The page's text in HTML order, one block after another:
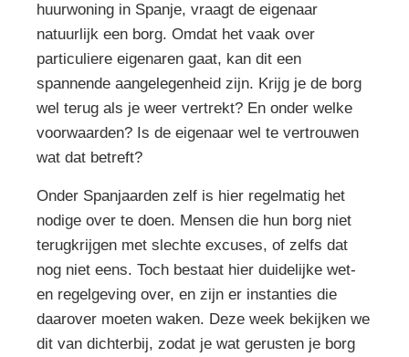
huurwoning in Spanje, vraagt de eigenaar
natuurlijk een borg. Omdat het vaak over
particuliere eigenaren gaat, kan dit een
spannende aangelegenheid zijn. Krijg je de borg
wel terug als je weer vertrekt? En onder welke
voorwaarden? Is de eigenaar wel te vertrouwen
wat dat betreft?
Onder Spanjaarden zelf is hier regelmatig het
nodige over te doen. Mensen die hun borg niet
terugkrijgen met slechte excuses, of zelfs dat
nog niet eens. Toch bestaat hier duidelijke wet-
en regelgeving over, en zijn er instanties die
daarover moeten waken. Deze week bekijken we
dit van dichterbij, zodat je wat gerusten je borg